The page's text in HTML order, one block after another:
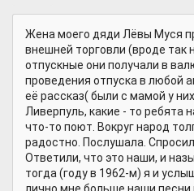
Жена моего дяди Лёвы Муся
внешней торговли (вроде так
отпускные они получали в
проведения отпуска в любой
её рассказ( были с мамой у
Ливерпуль, какие - то ребята
что-то поют. Вокруг народ
радостно. Послушала.
Ответили, что это наши, и
тогда (году в 1962-м) я и